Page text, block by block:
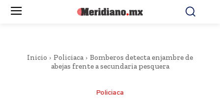
Inicio Policiaca
Bomberos detecta enjambre de
abejas frente a secundaria pesquera
Policiaca